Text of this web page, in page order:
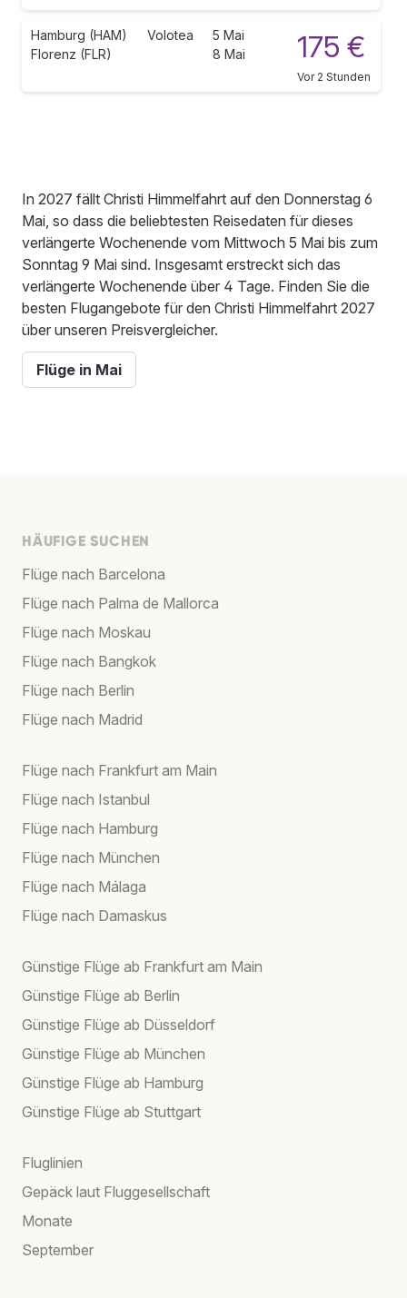
Hamburg (HAM)
Florenz (FLR)
Volotea
5 Mai
8 Mai
175 €
Vor 2 Stunden
In 2027 fällt Christi Himmelfahrt auf den Donnerstag 6
Mai, so dass die beliebtesten Reisedaten für dieses
verlängerte Wochenende vom Mittwoch 5 Mai bis zum
Sonntag 9 Mai sind. Insgesamt erstreckt sich das
verlängerte Wochenende über 4 Tage. Finden Sie die
besten Flugangebote für den Christi Himmelfahrt 2027
über unseren Preisvergleicher.
Flüge in Mai
HÄUFIGE SUCHEN
Flüge nach Barcelona
Flüge nach Palma de Mallorca
Flüge nach Moskau
Flüge nach Bangkok
Flüge nach Berlin
Flüge nach Madrid
Flüge nach Frankfurt am Main
Flüge nach Istanbul
Flüge nach Hamburg
Flüge nach München
Flüge nach Málaga
Flüge nach Damaskus
Günstige Flüge ab Frankfurt am Main
Günstige Flüge ab Berlin
Günstige Flüge ab Düsseldorf
Günstige Flüge ab München
Günstige Flüge ab Hamburg
Günstige Flüge ab Stuttgart
Fluglinien
Gepäck laut Fluggesellschaft
Monate
September